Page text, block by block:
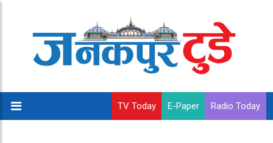
TV Today E-Paper Radio Today